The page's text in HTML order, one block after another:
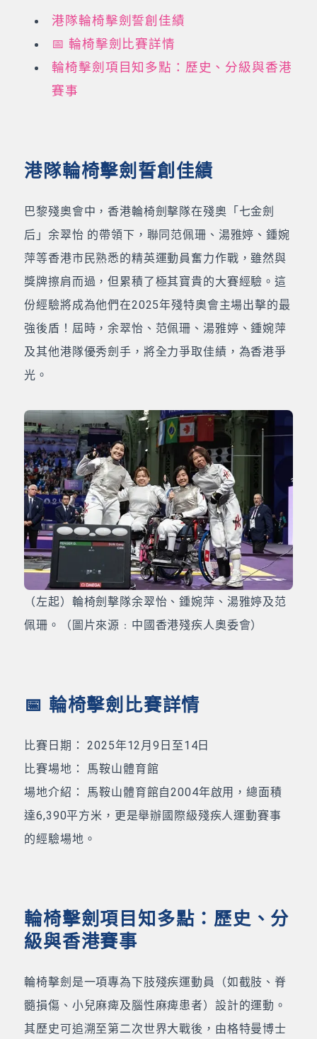
港隊輪椅擊劍誓創佳績
📅 輪椅擊劍比賽詳情
輪椅擊劍項目知多點：歷史、分級與香港
賽事
港隊輪椅擊劍誓創佳績
巴黎殘奧會中，香港輪椅劍擊隊在殘奧「七金劍
后」余翠怡 的帶領下，聯同范佩珊、湯雅婷、鍾婉
萍等香港市民熟悉的精英運動員奮力作戰，雖然與
獎牌擦肩而過，但累積了極其寶貴的大賽經驗。這
份經驗將成為他們在2025年殘特奧會主場出擊的最
強後盾！屆時，余翠怡、范佩珊、湯雅婷、鍾婉萍
及其他港隊優秀劍手，將全力爭取佳績，為香港爭
光。
（左起）輪椅劍擊隊余翠怡、鍾婉萍、湯雅婷及范
佩珊。（圖片來源﹕中國香港殘疾人奧委會）
📅 輪椅擊劍比賽詳情
比賽日期： 2025年12月9日至14日
比賽場地： 馬鞍山體育館
場地介紹： 馬鞍山體育館自2004年啟用，總面積
達6,390平方米，更是舉辦國際級殘疾人運動賽事
的經驗場地。
輪椅擊劍項目知多點：歷史、分
級與香港賽事
輪椅擊劍是一項專為下肢殘疾運動員（如截肢、脊
髓損傷、小兒麻痺及腦性麻痺患者）設計的運動。
其歷史可追溯至第二次世界大戰後，由格特曼博士